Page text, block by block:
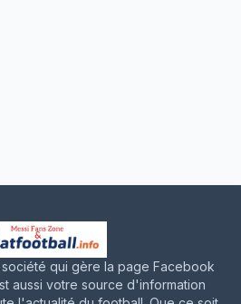
qui gère la page Facebook
aussi votre source d'information